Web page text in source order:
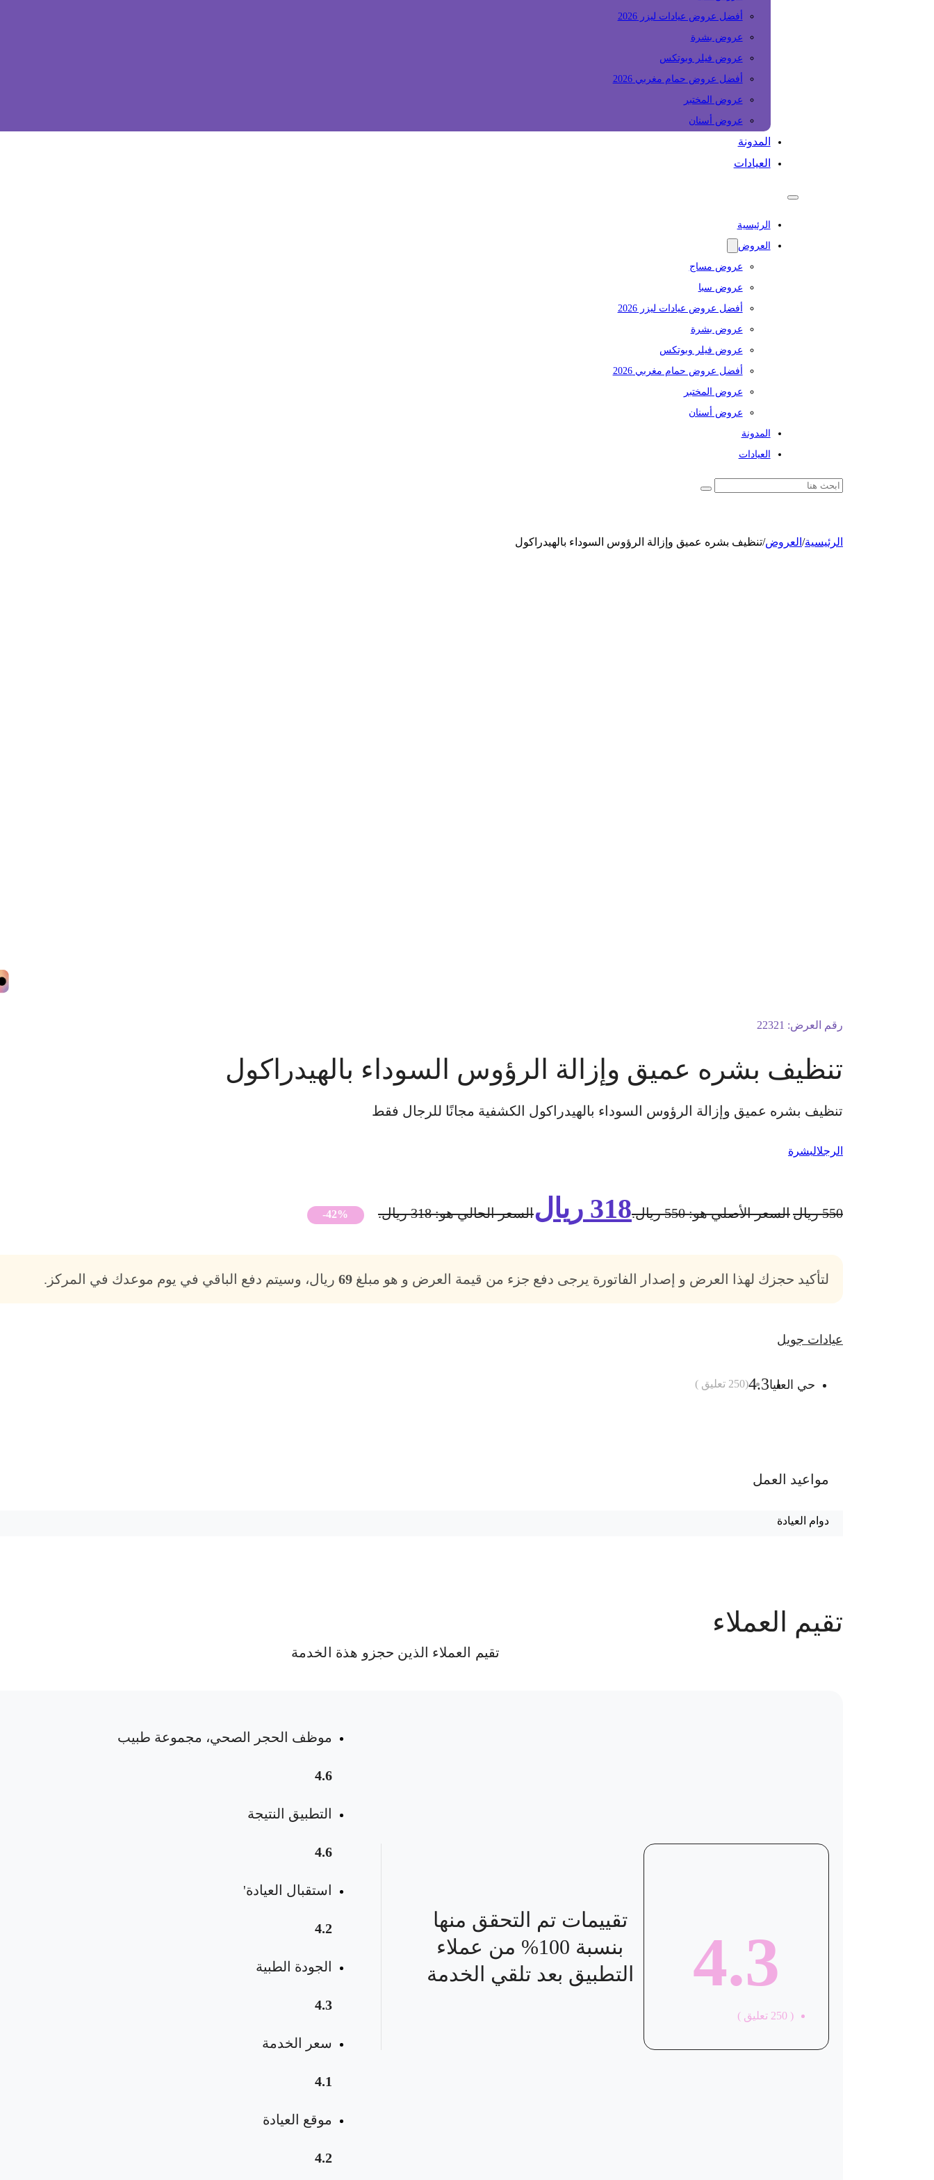
أفضل عروض عيادات ليزر 2026
عروض بشرة
عروض فيلر وبوتكس
أفضل عروض حمام مغربي 2026
عروض المختبر
عروض أسنان
المدونة
العيادات
الرئيسية
العروض
عروض مساج
عروض سبا
أفضل عروض عيادات ليزر 2026
عروض بشرة
عروض فيلر وبوتكس
أفضل عروض حمام مغربي 2026
عروض المختبر
عروض أسنان
المدونة
العيادات
الرئيسية/ العروض/تنظيف بشره عميق وإزالة الرؤوس السوداء بالهيدراكول
رقم العرض: 22321
تنظيف بشره عميق وإزالة الرؤوس السوداء بالهيدراكول
تنظيف بشره عميق وإزالة الرؤوس السوداء بالهيدراكول الكشفية مجانًا للرجال فقط
الرجلالبشرة
550 ريالالسعر الأصلي هو: 550 ريال. 318 ريالالسعر الحالي هو: 318 ريال. -42%
لتأكيد حجزك لهذا العرض و إصدار الفاتورة يرجى دفع جزء من قيمة العرض و هو مبلغ69 ريال، وسيتم دفع الباقي في يوم موعدك في المركز.
عيادات جويل
حي العليا4.3
(
250 تعليق )
مواعيد العمل
دوام العيادة
تقيم العملاء
تقيم العملاء الذين حجزو هذة الخدمة
4.3
(
250 تعليق )
تقييمات تم التحقق منها
بنسبة 100% من عملاء
التطبيق بعد تلقي الخدمة
موظف الحجر الصحي، مجموعة طبيب
4.6
التطبيق النتيجة
4.6
استقبال العيادة'
4.2
الجودة الطبية
4.3
سعر الخدمة
4.1
موقع العيادة
4.2